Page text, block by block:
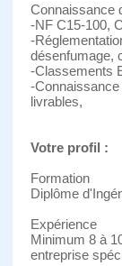
Connaissance
-NF C15-100,
-
désenfumage,
-Classements
-
livrables,
Votre profil :
Formation
Diplôme
Expérience
Minimum 8 à
entreprise